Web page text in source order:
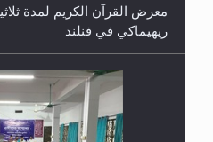
معرض القرآن الكريم لمدة
ريهيماكي في فنلند